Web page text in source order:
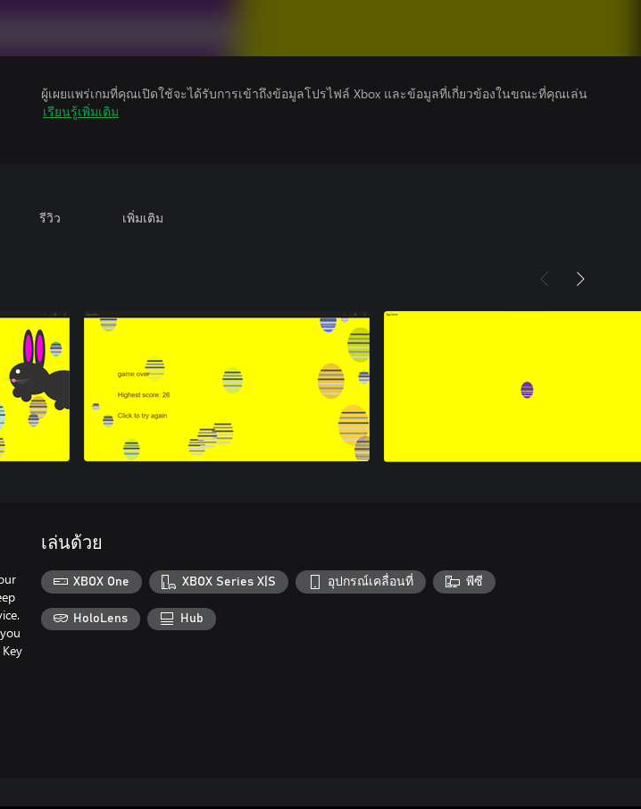
ผู้เผยแพร่เกมที่คุณเปิดใช้จะได้รับการเข้าถึงข้อมูลโปรไฟล์ Xbox และข้อมูลที่เกี่ยวข้องในขณะที่คุณเล่น
เรียนรู้เพิ่มเติม
รีวิว เพิ่มเติม
เล่นด้วย
XBOX One XBOX Series X|S อุปกรณ์เคลื่อนที่ พีซี
HoloLens Hub